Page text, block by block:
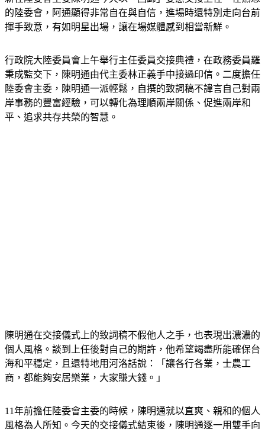
的陸委會，阿通顯得非常自在與自信，進場時還特別走向台前
揮手致意，有如明星出場，讓在場媒體感到相當新鮮。
行政院大陸委員會上午舉行主任委員交接典禮，在政務委員羅
秉成監交下，陳明通由代主委林正義手中接過印信。二度擔任
陸委會主委，陳明通一派輕鬆，自撰的致詞稿不諱言自己對兩
岸事務的豐富經驗，可以轉化為理順兩岸關係、促進兩岸和
平、追求共存共榮的智慧。
陳明通在交接儀式上的致詞稿不假他人之手，也表現出濃濃的
個人風格。談到上任後對自己的期許，他希望竭盡所能確保台
海和平穩定，且還特地用河洛話說：「讓各行各業，士農工
商，都能夠安居樂業，大家賺大錢。」
11年前擔任陸委會主委的時候，陳明通就以直爽、親和的個人
風格為人所知。今天的交接儀式結束後，陳明通逐一用雙手向